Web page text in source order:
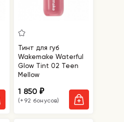
Тинт для губ
Wakemake Waterful
Glow Tint 02 Teen
Mellow
1 850₽
(+92 бонусов)